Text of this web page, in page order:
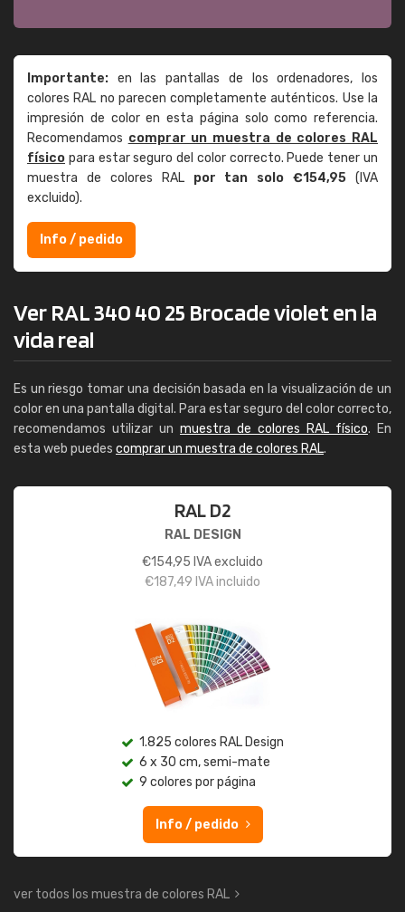
Importante: en las pantallas de los ordenadores, los
colores RAL no parecen completamente auténticos. Use la
impresión de color en esta página solo como referencia.
Recomendamos comprar un muestra de colores RAL
físico para estar seguro del color correcto. Puede tener un
muestra de colores RAL por tan solo €154,95 (IVA
excluido).
Info / pedido
Ver RAL 340 40 25 Brocade violet en la
vida real
Es un riesgo tomar una decisión basada en la visualización de un
color en una pantalla digital. Para estar seguro del color correcto,
recomendamos utilizar un muestra de colores RAL físico. En
esta web puedes comprar un muestra de colores RAL.
RAL D2
RAL DESIGN
€154,95 IVA excluido
€187,49 IVA incluido
1.825 colores RAL Design
6 x 30 cm, semi-mate
9 colores por página
Info / pedido
ver todos los muestra de colores RAL